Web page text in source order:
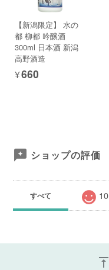
【新潟限定】 水の
都 柳都 吟醸酒
300ml 日本酒 新潟
高野酒造
¥660
ショップの評価
すべて 10
vertical_align_top